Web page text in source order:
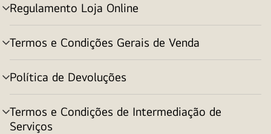
Regulamento Loja Online
alternar
menu
Termos e Condições Gerais de Venda
alternar
menu
Política de Devoluções
alternar
menu
Termos e Condições de Intermediação de
Serviços
alternar